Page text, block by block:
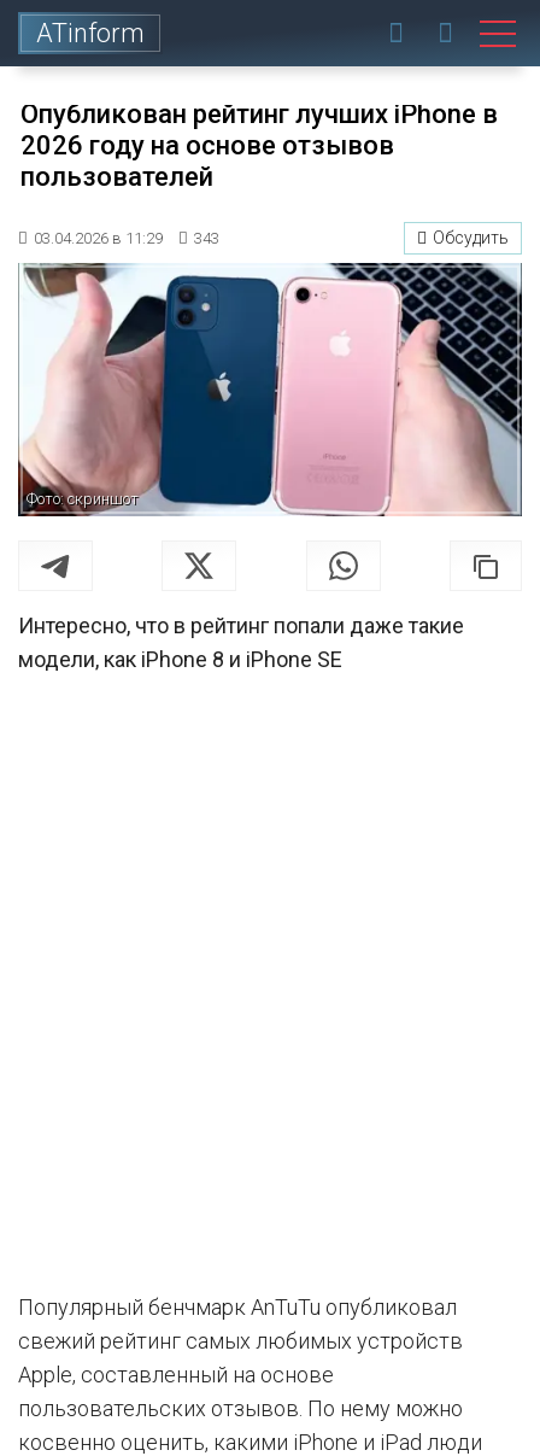
ATinform
Опубликован рейтинг лучших iPhone в
2026 году на основе отзывов
пользователей
03.04.2026 в 11:29 343 Обсудить
Фото: скриншот
Интересно, что в рейтинг попали даже такие
модели, как iPhone 8 и iPhone SE
Популярный бенчмарк AnTuTu опубликовал
свежий рейтинг самых любимых устройств
Apple, составленный на основе
пользовательских отзывов. По нему можно
косвенно оценить, какими iPhone и iPad люди